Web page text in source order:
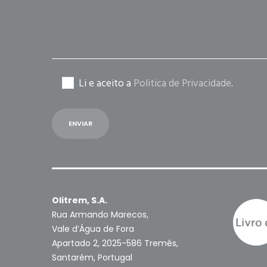
Li e aceito a Politica de Privacidade.
Olitrem, S.A.
Rua Armando Marecos,
Vale d’Água de Fora
Apartado 2, 2025-586 Tremês,
Santarém, Portugal